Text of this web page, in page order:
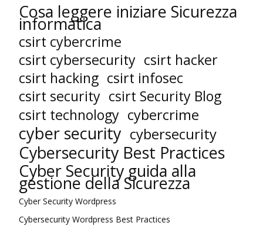
Cosa leggere iniziare Sicurezza
informatica
csirt cybercrime
csirt cybersecurity csirt hacker
csirt hacking csirt infosec
csirt security csirt Security Blog
csirt technology cybercrime
cyber security cybersecurity
Cybersecurity Best Practices
Cyber Security guida alla
gestione della Sicurezza
Cyber Security Wordpress
Cybersecurity Wordpress Best Practices